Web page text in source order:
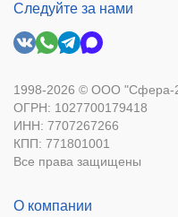
Следуйте за нами
1998-2026 © ООО "Сфера-
ОГРН: 1027700179418
ИНН: 7707267266
КПП: 771801001
Все права защищены
О компании